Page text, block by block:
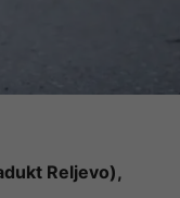
Reljevo),